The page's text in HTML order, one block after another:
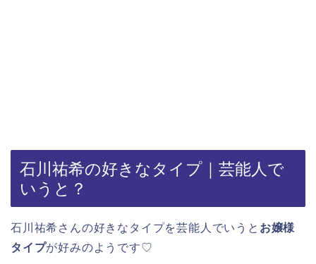
石川祐希の好きなタイプ｜芸能人で
いうと？
石川祐希さんの好きなタイプを芸能人でいうと お嬢様
タイプが好みのようです♡